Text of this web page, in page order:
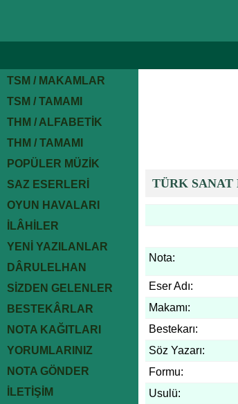
TSM / MAKAMLAR
TSM / TAMAMI
THM / ALFABETİK
THM / TAMAMI
POPÜLER MÜZİK
SAZ ESERLERİ
OYUN HAVALARI
İLÂHİLER
YENİ YAZILANLAR
DÂRULELHAN
SİZDEN GELENLER
BESTEKÂRLAR
NOTA KAĞITLARI
YORUMLARINIZ
NOTA GÖNDER
İLETİŞİM
TÜRK
Nota:
Eser Adı:
Makamı:
Bestekarı:
Söz Yazarı:
Formu:
Usulü: